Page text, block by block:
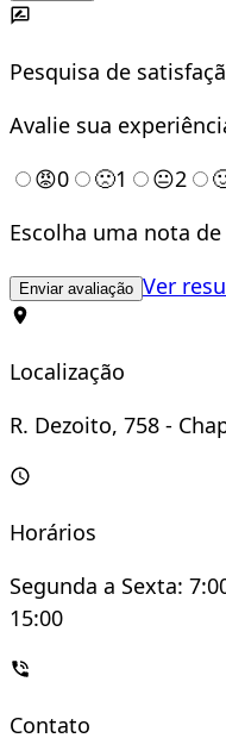
Pesquisa de
Avalie sua
😡0 🙁1 😐2
Escolha uma nota de
Enviar avaliação Ver
Localização
R. Dezoito, 758 -
Horários
Segunda a Sexta:
15:00
Contato